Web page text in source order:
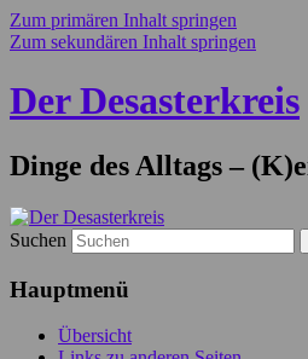
Zum primären Inhalt springen
Zum sekundären Inhalt springen
Der Desasterkreis
Dinge des Alltags –
Suchen
Hauptmenü
Übersicht